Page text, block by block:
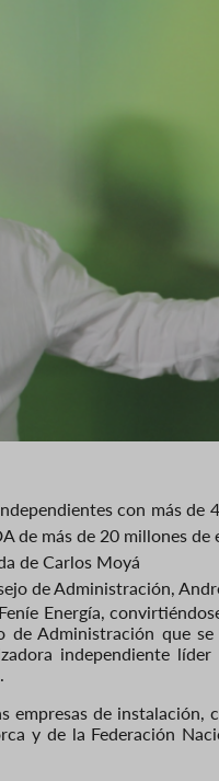
con más
de más de 20 millones
de Carlos Moyá
de Administración,
Energía,
Administración que
independiente
empresas de
y de la Federación